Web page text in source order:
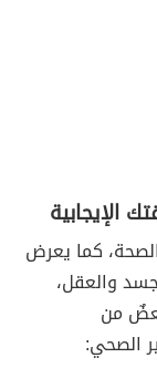
الإيجابية
كما يعرض
والعقل،
من
الصحي: